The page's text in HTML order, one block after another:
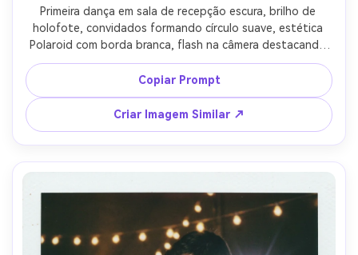
Primeira dança em sala de recepção escura, brilho de
holofote, convidados formando círculo suave, estética
Polaroid com borda branca, flash na câmera destacando
tecido, grão suave e vazamento de luz, captado com
lente 50mm, enquadramento médio, clima romântico e
sonhador, legenda manuscrita "nossa música" --ar 4:5
Copiar Prompt
Criar Imagem Similar ↗